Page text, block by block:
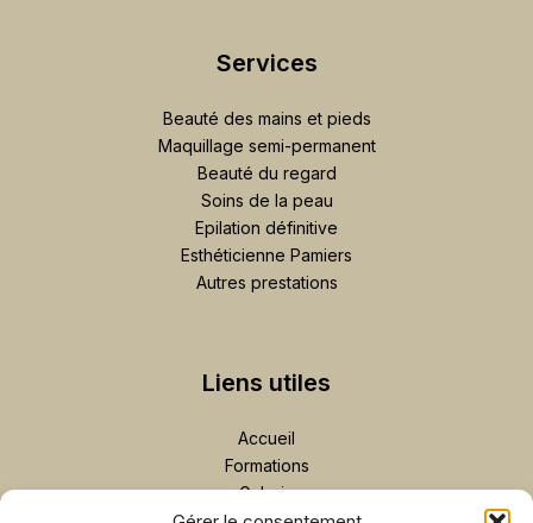
Services
Beauté des mains et pieds
Maquillage semi-permanent
Beauté du regard
Soins de la peau
Epilation définitive
Esthéticienne Pamiers
Autres prestations
Liens utiles
Accueil
Formations
Galerie